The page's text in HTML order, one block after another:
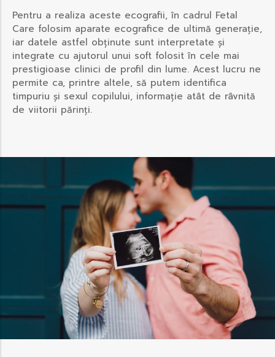
Pentru a realiza aceste ecografii, în cadrul Fetal
Care folosim aparate ecografice de ultimă generație,
iar datele astfel obținute sunt interpretate și
integrate cu ajutorul unui soft folosit în cele mai
prestigioase clinici de profil din lume. Acest lucru ne
permite ca, printre altele, să putem identifica
timpuriu și sexul copilului, informație atât de râvnită
de viitorii părinți.